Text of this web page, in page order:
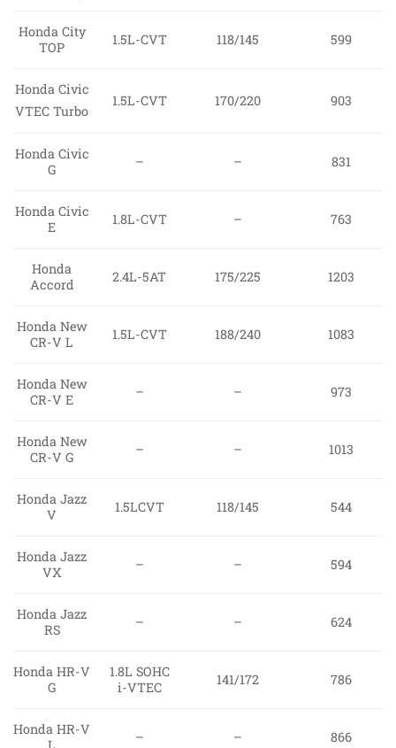
Honda City
TOP
1.5L-CVT 118/145 599
Honda Civic
VTEC Turbo
1.5L-CVT 170/220 903
Honda Civic
G
– – 831
Honda Civic
E
1.8L-CVT – 763
Honda
Accord
2.4L-5AT 175/225 1203
Honda New
CR-V L
1.5L-CVT 188/240 1083
Honda New
CR-V E
– – 973
Honda New
CR-V G
– – 1013
Honda Jazz
V
1.5LCVT 118/145 544
Honda Jazz
VX
– – 594
Honda Jazz
RS
– – 624
Honda HR-V
G
1.8L SOHC
i-VTEC
141/172 786
Honda HR-V
– – 866